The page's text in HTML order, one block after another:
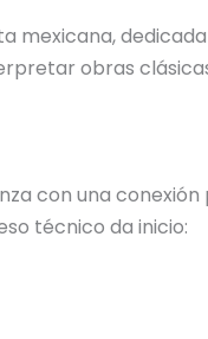
mexicana,
obras
con una
técnico da inicio: